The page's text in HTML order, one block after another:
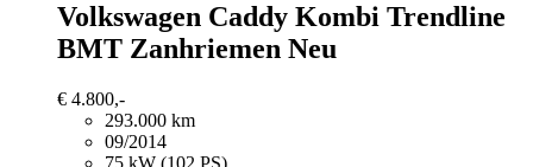
Volkswagen Caddy Kombi Trendline
BMT Zanhriemen Neu
€ 4.800,-
293.000 km
09/2014
75 kW (102 PS)